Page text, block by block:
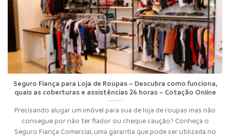
Seguro Fiança para Loja de Roupas – Descubra como funciona,
quais as coberturas e assistências 24 horas – Cotação Online
Precisando alugar um imóvel para sua de loja de roupas mas não
consegue por não ter fiador ou cheque caução? Conheça o
Seguro Fiança Comercial, uma garantia que pode ser utilizada no